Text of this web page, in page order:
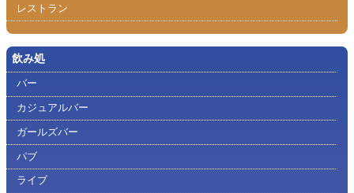
レストラン
飲み処
バー
カジュアルバー
ガールズバー
パブ
ライブ